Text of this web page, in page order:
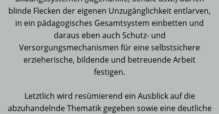
blinde Flecken der eigenen Unzugänglichkeit entlarven,
in ein pädagogisches Gesamtsystem einbetten und
daraus eben auch Schutz- und
Versorgungsmechanismen für eine selbstsichere
erzieherische, bildende und betreuende Arbeit
festigen.
Letztlich wird resümierend ein Ausblick auf die
abzuhandelnde Thematik gegeben sowie eine deutliche